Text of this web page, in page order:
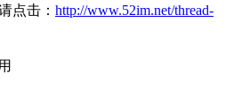
点击： http://www.52im.net/thread-